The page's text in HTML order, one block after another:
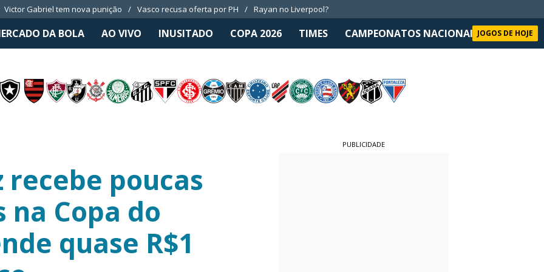
Victor Gabriel tem nova punição Vasco recusa oferta por PH Rayan no Liverpool?
DA BOLA AO VIVO INUSITADO COPA 2026 TIMES CAMPEONATOS NACIONAIS SELEÇÃO
JOGOS DE HOJE
recebe poucas
Copa do
quase R$1
PUBLICIDADE